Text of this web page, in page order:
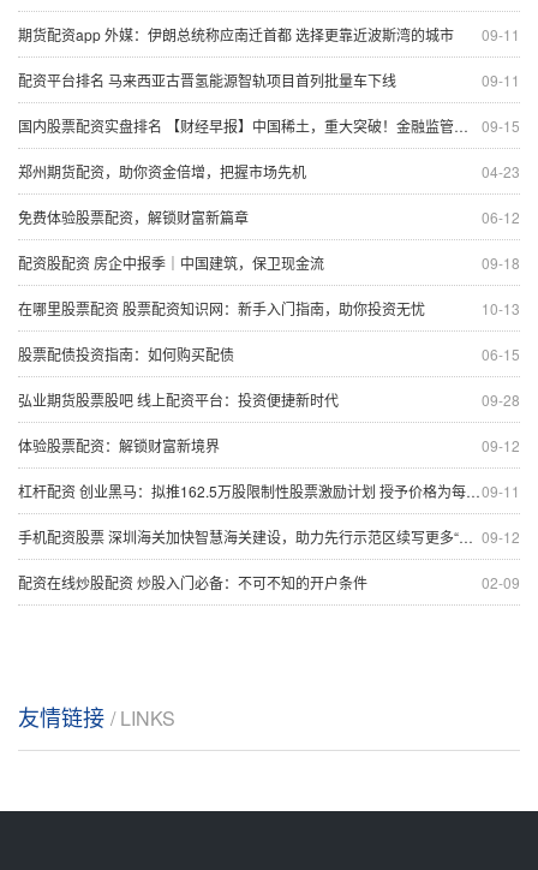
09-11
期货配资app 外媒：伊朗总统称应南迁首都 选择更靠近波斯湾的城市
09-11
配资平台排名 马来西亚古晋氢能源智轨项目首列批量车下线
09-15
国内股票配资实盘排名 【财经早报】中国稀土，重大突破！金融监管总局重磅部署
04-23
郑州期货配资，助你资金倍增，把握市场先机
06-12
免费体验股票配资，解锁财富新篇章
09-18
配资股配资 房企中报季｜中国建筑，保卫现金流
10-13
在哪里股票配资 股票配资知识网：新手入门指南，助你投资无忧
06-15
股票配债投资指南：如何购买配债
09-28
弘业期货股票股吧 线上配资平台：投资便捷新时代
09-12
体验股票配资：解锁财富新境界
09-11
杠杆配资 创业黑马：拟推162.5万股限制性股票激励计划 授予价格为每股13.72元
09-12
手机配资股票 深圳海关加快智慧海关建设，助力先行示范区续写更多“春天的故事”
02-09
配资在线炒股配资 炒股入门必备：不可不知的开户条件
友情链接 / LINKS